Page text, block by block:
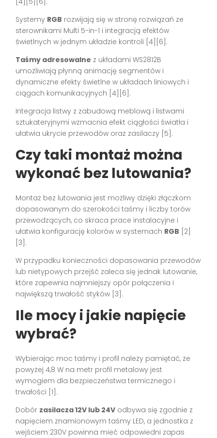
Systemy RGB rozwijają się w stronę rozwiązań ze
sterownikami Multi 5-in-1 i integracją efektów
świetlnych w jednym układzie kontroli [4][6].
Taśmy adresowalne z układami WS2812B
umożliwiają płynną animację segmentów i
dynamiczne efekty świetlne w układach liniowych i
ciągach komunikacyjnych [4][6].
Integracja listwy z zabudową meblową i listwami
sztukateryjnymi wzmacnia efekt ciągłości światła i
ułatwia ukrycie przewodów oraz zasilaczy [5].
Czy taki montaż można
wykonać bez lutowania?
Montaż bez lutowania jest możliwy dzięki złączkom
dopasowanym do szerokości taśmy i liczby torów
przewodzących, co skraca prace instalacyjne i
ułatwia konfigurację kolorów w systemach RGB [2]
[3].
W przypadku konieczności dopasowania przewodów
lub nietypowych przejść zaleca się jednak lutowanie,
które zapewnia najmniejszy opór połączenia i
największą trwałość styków [3].
Ile mocy i jakie napięcie
wybrać?
Wybierając moc taśmy i profil należy pamiętać, że
powyżej 4,8 W na metr profil metalowy jest
wymogiem dla bezpieczeństwa termicznego i
trwałości [1].
Dobór zasilacza 12V lub 24V odbywa się zgodnie z
napięciem znamionowym taśmy LED, a jednostka z
wejściem 230V powinna mieć odpowiedni zapas